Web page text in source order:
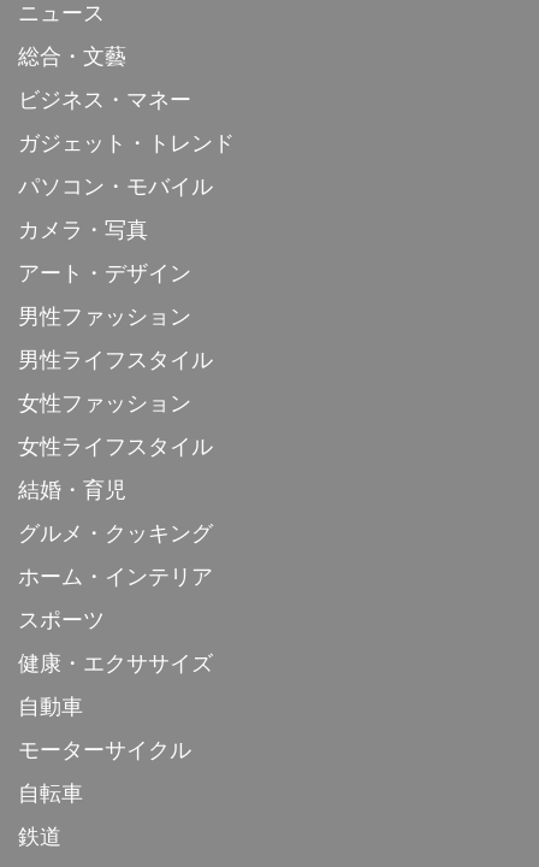
ニュース
総合・文藝
ビジネス・マネー
ガジェット・トレンド
パソコン・モバイル
カメラ・写真
アート・デザイン
男性ファッション
男性ライフスタイル
女性ファッション
女性ライフスタイル
結婚・育児
グルメ・クッキング
ホーム・インテリア
スポーツ
健康・エクササイズ
自動車
モーターサイクル
自転車
鉄道